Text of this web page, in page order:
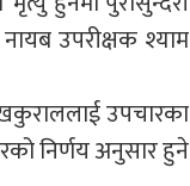
नायब उपरीक्षक श्याम
उपचारका
निर्णय अनुसार हुने